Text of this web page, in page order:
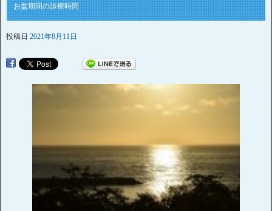
お盆期間の診療時間
投稿日 2021年8月11日